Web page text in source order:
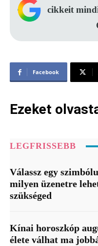
cikkeit
Facebook
Ezeket
LEGFRISSEBB
Válassz egy
milyen üzenetre
szükséged
Kínai horoszkóp
élete válhat ma